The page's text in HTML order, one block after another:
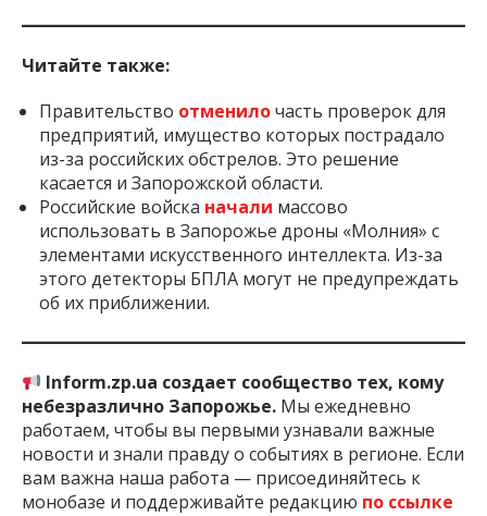
Читайте также:
Правительство отменилочасть проверок для
предприятий, имущество которых пострадало
из-за российских обстрелов. Это решение
касается и Запорожской области.
Российские войска начали массово
использовать в Запорожье дроны «Молния» с
элементами искусственного интеллекта. Из-за
этого детекторы БПЛА могут не предупреждать
об их приближении.
Inform.zp.ua создает сообщество тех, кому
небезразлично Запорожье. Мы ежедневно
работаем, чтобы вы первыми узнавали важные
новости и знали правду о событиях в регионе. Если
вам важна наша работа — присоединяйтесь к
монобазе и поддерживайте редакцию по ссылке